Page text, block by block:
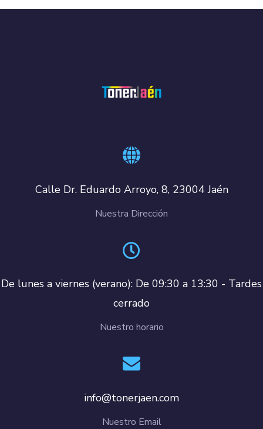
Calle Dr. Eduardo Arroyo, 8, 23004 Jaén
Nuestra Dirección
De lunes a viernes (verano): De 09:30 a 13:30 - Tardes
cerrado
Nuestro horario
info@tonerjaen.com
Nuestro Email